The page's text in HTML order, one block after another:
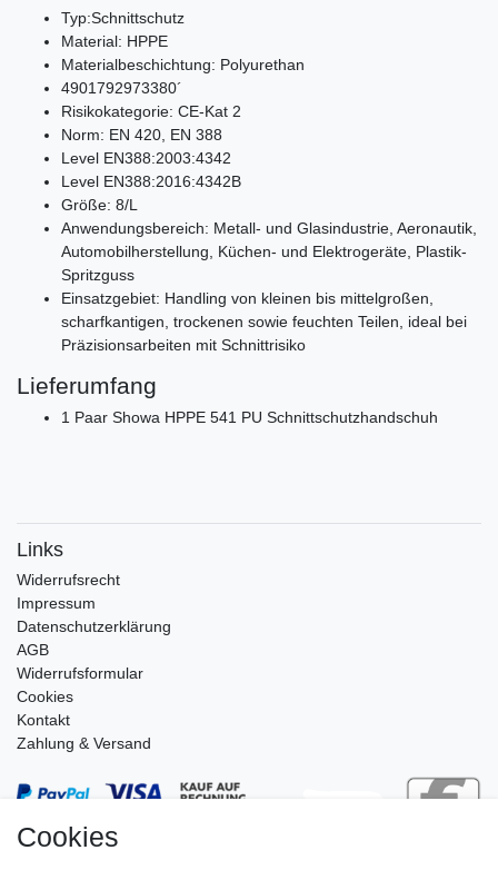
Typ:Schnittschutz
Material: HPPE
Materialbeschichtung: Polyurethan
4901792973380´
Risikokategorie: CE-Kat 2
Norm: EN 420, EN 388
Level EN388:2003:4342
Level EN388:2016:4342B
Größe: 8/L
Anwendungsbereich: Metall- und Glasindustrie, Aeronautik,
Automobilherstellung, Küchen- und Elektrogeräte, Plastik-
Spritzguss
Einsatzgebiet: Handling von kleinen bis mittelgroßen,
scharfkantigen, trockenen sowie feuchten Teilen, ideal bei
Präzisionsarbeiten mit Schnittrisiko
Lieferumfang
1 Paar Showa HPPE 541 PU Schnittschutzhandschuh
Links
Widerrufs­recht
Impressum
Daten­schutz­erklärung
AGB
Widerrufsformular
Cookies
Kontakt
Zahlung & Versand
Cookies